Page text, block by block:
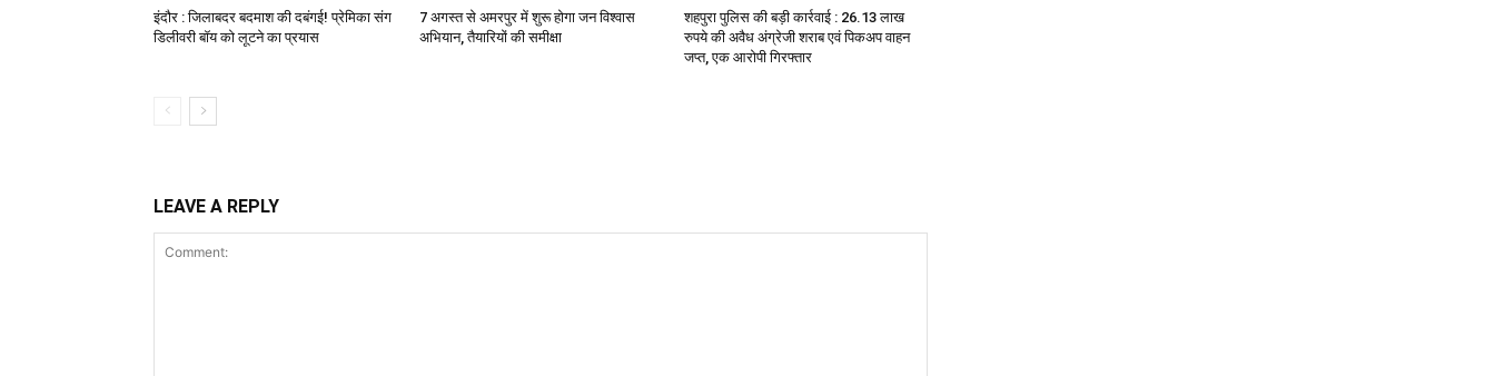
इंदौर : जिलाबदर बदमाश की दबंगई! प्रेमिका संग
डिलीवरी बॉय को लूटने का प्रयास
7 अगस्त से अमरपुर में शुरू होगा जन विश्वास
अभियान, तैयारियों की समीक्षा
शहपुरा पुलिस की बड़ी कार्रवाई : 26.13 लाख
रुपये की अवैध अंग्रेजी शराब एवं पिकअप वाहन
जप्त, एक आरोपी गिरफ्तार
LEAVE A REPLY